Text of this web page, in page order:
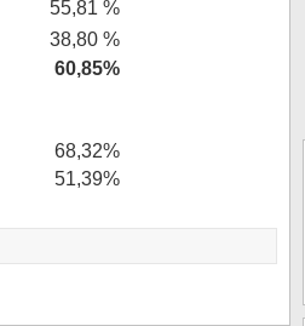
55,81 %
38,80 %
60,85%
68,32%
51,39%